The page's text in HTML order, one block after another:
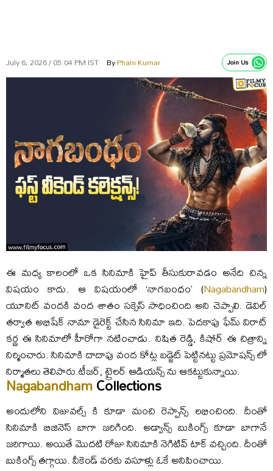
July 6, 2026 / 05:04 PM IST ByPhani Kumar Join Us
ఈ మధ్య కాలంలో ఒక సినిమాకి హైప్ తీసుకురావడం అనేది చిన్న
విషయం కాదు. ఆ విషయంలో ‘నాగబంధం’ (Nagabandham)
యూనిట్ వందకి వంద శాతం సక్సెస్ సాధించింది అని చెప్పాలి. డెవిల్
తర్వాత అభిషేక్ నామా డైరెక్ట్ చేసిన సినిమా ఇది. పెదకాపు ఫేమ్ విరాట్
కర్ణ ఈ సినిమాలో హీరోగా నటించాడు. నిషిత రెడ్డి, కిషోర్ ఈ చిత్రాన్ని
నిర్మించారు. సినిమాకి దాదాపు వంద కోట్ల బడ్జెట్ పెట్టినట్టు ప్రమోషన్స్ లో
నిర్మాతలు తెలిపారు.టీజర్, ట్రైలర్ ఆడియన్స్ ను ఆకట్టుకున్నాయి.
NagabandhamCollections
అందులోని విజువల్స్ కి కూడా మంచి రెస్పాన్స్ లభించింది. దీంతో
సినిమాకి బిజినెస్ బాగా జరిగింది. అడ్వాన్స్ బుకింగ్స్ కూడా బాగానే
జరిగాయి. అయితే మొదటి రోజు సినిమాకి నెగిటివ్ టాక్ వచ్చింది. దీంతో
బుకింగ్స్ తగ్గాయి. వీకెండ్ వరకు వసూళ్లు ఓకే అనిపించాయి.